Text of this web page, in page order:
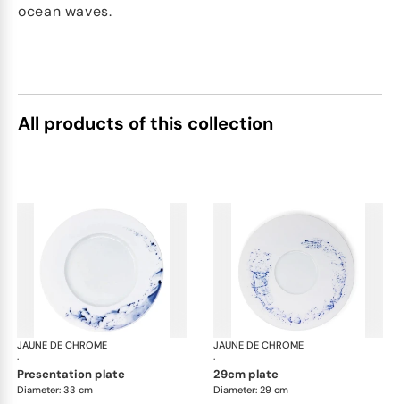
ocean waves.
All products of this collection
JAUNE DE CHROME
·
Blue Impression
presentation plate
Diameter: 33 cm
JAUNE DE CHROME
·
29cm plate
Diameter: 29 cm